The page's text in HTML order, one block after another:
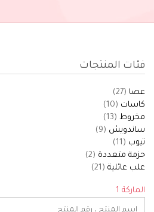
فئات المنتجات
عصا (27)
كاسات (10)
مخروط (13)
ساندويش (9)
تيوب (11)
حزمة متعددة (2)
علب عائلية (21)
الماركة 1